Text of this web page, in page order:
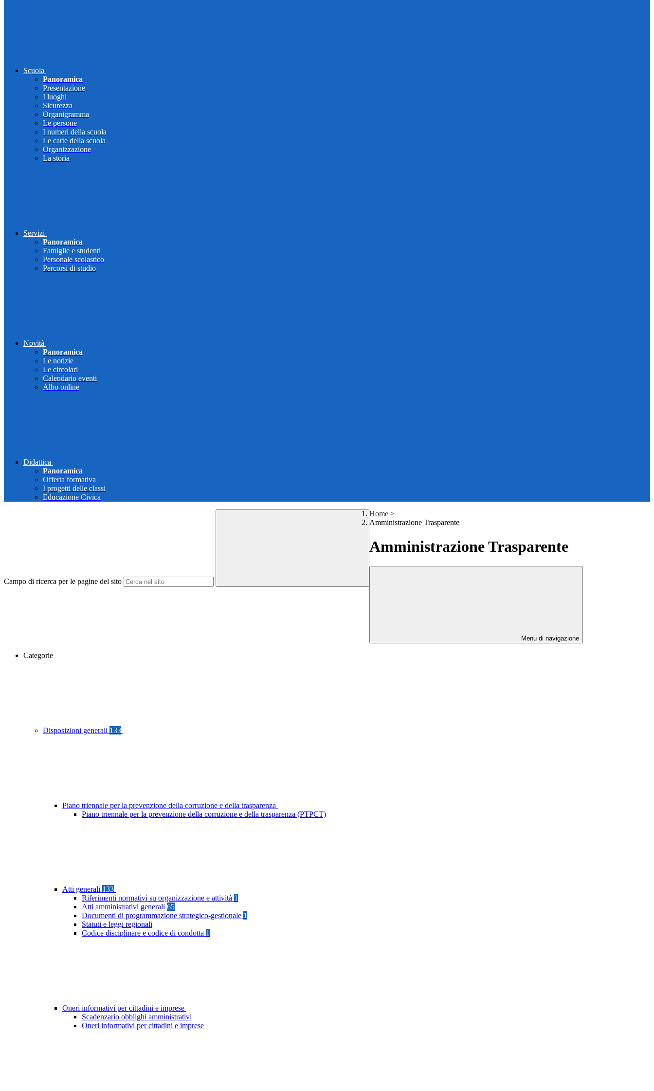
Scuola
Panoramica
Presentazione
I luoghi
Sicurezza
Organigramma
Le persone
I numeri della scuola
Le carte della scuola
Organizzazione
La storia
Servizi
Panoramica
Famiglie e studenti
Personale scolastico
Percorsi di studio
Novità
Panoramica
Le notizie
Le circolari
Calendario eventi
Albo online
Didattica
Panoramica
Offerta formativa
I progetti delle classi
Educazione Civica
Campo di ricerca per le pagine del sito
Home >
Amministrazione Trasparente
Amministrazione Trasparente
Menu di navigazione
Categorie
Disposizioni generali 133
Piano triennale per la prevenzione della corruzione e della trasparenza
Piano triennale per la prevenzione della corruzione e della trasparenza (PTPCT)
Atti generali 133
Riferimenti normativi su organizzazione e attività 1
Atti amministrativi generali 65
Documenti di programmazione strategico-gestionale 1
Statuti e leggi regionali
Codice disciplinare e codice di condotta 1
Oneri informativi per cittadini e imprese
Scadenzario obblighi amministrativi
Oneri informativi per cittadini e imprese